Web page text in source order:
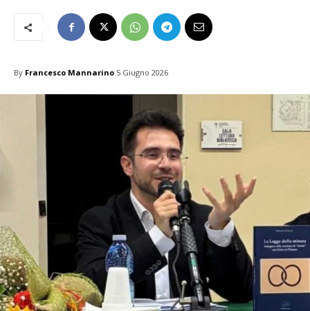
By Francesco Mannarino 5 Giugno 2026